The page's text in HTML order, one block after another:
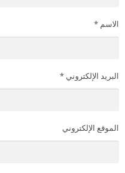
الاسم *
البريد الإلكتروني *
الموقع الإلكتروني